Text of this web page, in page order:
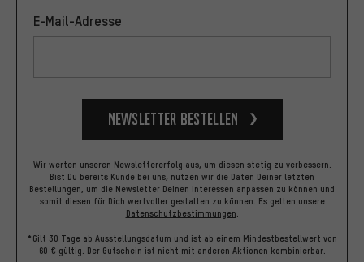
E-Mail-Adresse
Newsletter bestellen
Wir werten unseren Newslettererfolg aus, um diesen stetig zu verbessern.
Bist Du bereits Kunde bei uns, nutzen wir die Daten Deiner letzten
Bestellungen, um die Newsletter Deinen Interessen anpassen zu können und
somit diesen für Dich wertvoller gestalten zu können. Es gelten unsere
Datenschutzbestimmungen.
*Gilt 30 Tage ab Ausstellungsdatum und ist ab einem Mindestbestellwert von
60 € gültig. Der Gutschein ist nicht mit anderen Aktionen kombinierbar.